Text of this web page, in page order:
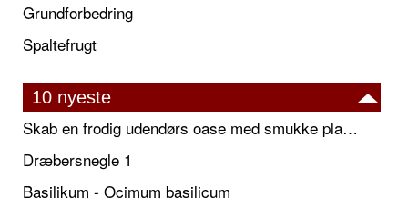
Grundforbedring
Spaltefrugt
10 nyeste
Skab en frodig udendørs oase med smukke plantekrukker og elegante espalier
Dræbersnegle 1
Basilikum - Ocimum basilicum